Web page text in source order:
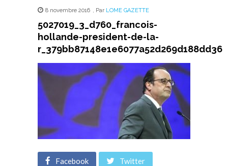
8 novembre 2016 , Par LOME GAZETTE
5027019_3_d760_francois-
hollande-president-de-la-
r_379bb87148e1e6077a52d269d188dd36
Facebook Twitter